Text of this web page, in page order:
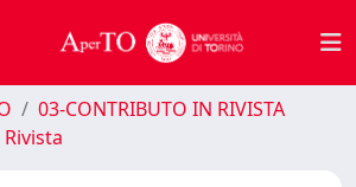
03-CONTRIBUTO IN RIVISTA